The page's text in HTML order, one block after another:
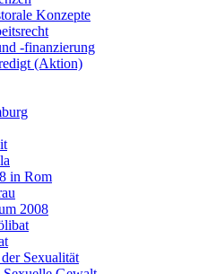
Konzepte
-finanzierung
(Aktion)
in Rom
2008
Sexualität